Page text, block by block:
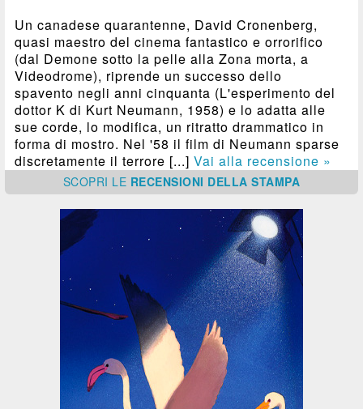
Un canadese quarantenne, David Cronenberg,
quasi maestro del cinema fantastico e orrorifico
(dal Demone sotto la pelle alla Zona morta, a
Videodrome), riprende un successo dello
spavento negli anni cinquanta (L'esperimento del
dottor K di Kurt Neumann, 1958) e lo adatta alle
sue corde, lo modifica, un ritratto drammatico in
forma di mostro. Nel '58 il film di Neumann sparse
discretamente il terrore [...]Vai alla recensione »
SCOPRI LE RECENSIONI DELLA STAMPA